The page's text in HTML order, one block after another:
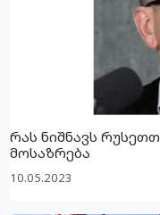
რას ნიშნავს
მოსაზრება
10.05.2023